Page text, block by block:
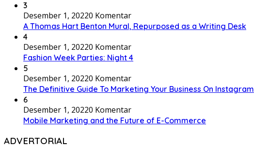
3
Desember 1, 20220 Komentar
A Thomas Hart Benton Mural, Repurposed as a Writing Desk
4
Desember 1, 20220 Komentar
Fashion Week Parties: Night 4
5
Desember 1, 20220 Komentar
The Definitive Guide To Marketing Your Business On Instagram
6
Desember 1, 20220 Komentar
Mobile Marketing and the Future of E-Commerce
ADVERTORIAL